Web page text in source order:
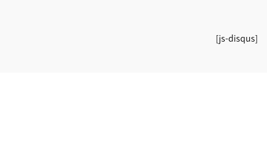
[js-disqus]